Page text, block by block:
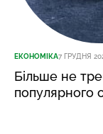
ЕКОНОМІКА7 ГРУДНЯ
Більше не
популярного